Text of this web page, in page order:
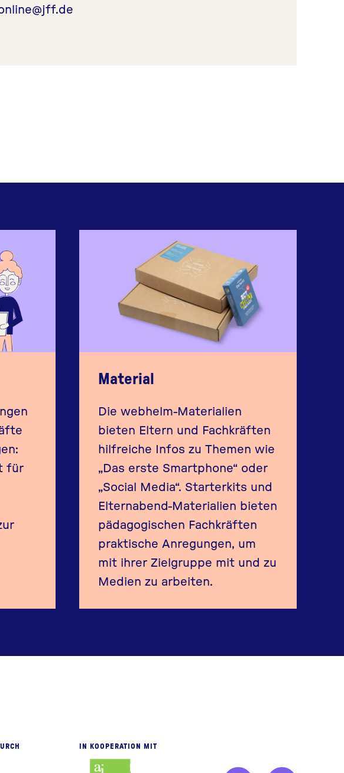
für
Material
Die webhelm-Materialien
bieten Eltern und Fachkräften
hilfreiche Infos zu Themen wie
„Das erste Smartphone“ oder
„Social Media“. Starterkits und
Elternabend-Materialien bieten
pädagogischen Fachkräften
praktische Anregungen, um
mit ihrer Zielgruppe mit und zu
Medien zu arbeiten.
IN KOOPERATION MIT